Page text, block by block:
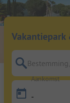
Bestemming,
Aankomst
-